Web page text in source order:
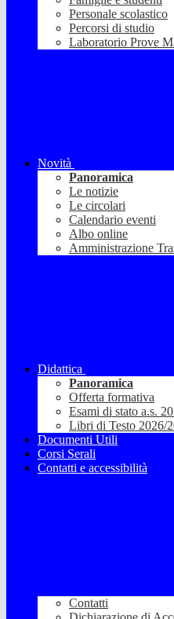
Personale scolastico
Percorsi di studio
Laboratorio Prove
Novità
Panoramica
Le notizie
Le circolari
Calendario eventi
Albo online
Amministrazione
Didattica
Panoramica
Offerta formativa
Esami di stato a.s.
Libri di Testo 2026/
Documenti Utili
Corsi Serali
Contatti e accessibilità
Contatti